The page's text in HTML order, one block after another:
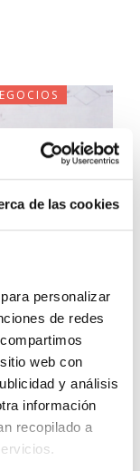
de las cookies
personalizar
de redes
web con
y análisis
información
recopilado a
más
una web
Se